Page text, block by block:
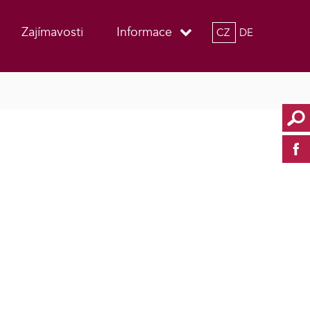
Zajímavosti Informace CZ DE